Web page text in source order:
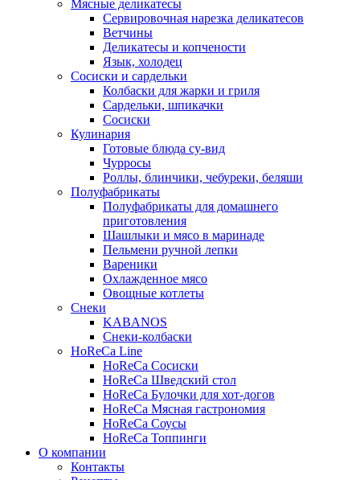
Мясные деликатесы
Сервировочная нарезка деликатесов
Ветчины
Деликатесы и копчености
Язык, холодец
Сосиски и сардельки
Колбаски для жарки и гриля
Сардельки, шпикачки
Сосиски
Кулинария
Готовые блюда су-вид
Чурросы
Роллы, блинчики, чебуреки, беляши
Полуфабрикаты
Полуфабрикаты для домашнего
приготовления
Шашлыки и мясо в маринаде
Пельмени ручной лепки
Вареники
Охлажденное мясо
Овощные котлеты
Снеки
KABANOS
Снеки-колбаски
HoReCa Line
HoReCa Сосиски
HoReCa Шведский стол
HoReCa Булочки для хот-догов
HoReCa Мясная гастрономия
HoReCa Соусы
HoReCa Топпинги
О компании
Контакты